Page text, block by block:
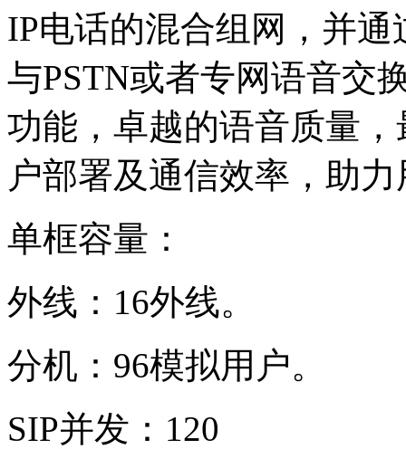
IP电话的混合组网，并
与PSTN或者专网语音交
功能，卓越的语音质量
户部署及通信效率，助
单框容量：
外线：16外线。
分机：96模拟用户。
SIP并发：120